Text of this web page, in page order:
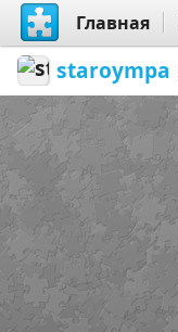
Главная
staroympa